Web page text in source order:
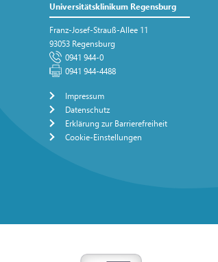
Universitätsklinikum Regensburg
Franz-Josef-Strauß-Allee 11
93053 Regensburg
0941 944-0
0941 944-4488
Impressum
Datenschutz
Erklärung zur Barrierefreiheit
Cookie-Einstellungen